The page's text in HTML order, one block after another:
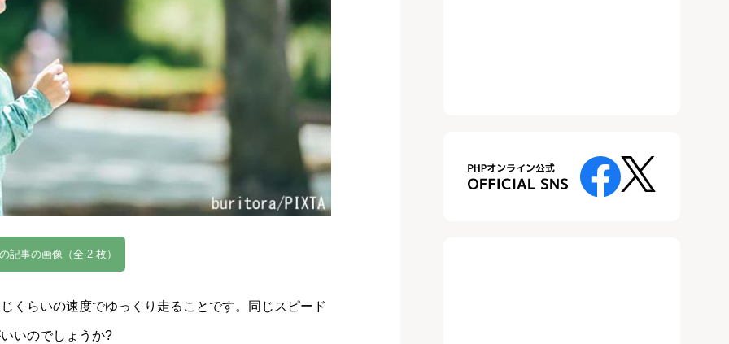
記事の画像（全 2 枚）
くらいの速度でゆっくり走ることです。同じスピード
いのでしょうか?